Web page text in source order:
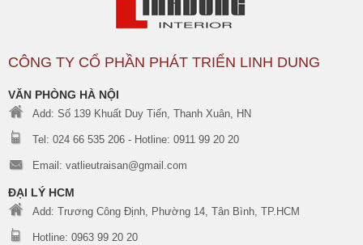
CÔNG TY CỔ PHẦN PHÁT TRIỂN LINH DUNG
VĂN PHÒNG HÀ NỘI
Add: Số 139 Khuất Duy Tiến, Thanh Xuân, HN
Tel: 024 66 535 206 - Hotline: 0911 99 20 20
Email: vatlieutraisan@gmail.com
ĐẠI LÝ HCM
Add: Trương Công Định, Phường 14, Tân Bình, TP.HCM
Hotline: 0963 99 20 20